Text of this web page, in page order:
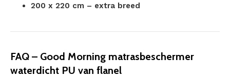
200 x 220 cm – extra breed
FAQ – Good Morning matrasbeschermer
waterdicht PU van flanel